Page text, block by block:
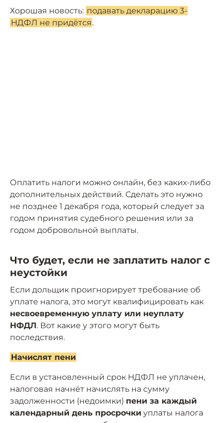
Хорошая новость: подавать декларацию 3-
НДФЛ не придётся .
Оплатить налоги можно онлайн, без каких-либо
дополнительных действий. Сделать это нужно
не позднее 1 декабря года, который следует за
годом принятия судебного решения или за
годом добровольной выплаты.
Что будет, если не заплатить налог с
неустойки
Если дольщик проигнорирует требование об
уплате налога, это могут квалифицировать как
несвоевременную уплату или неуплату
НФДЛ. Вот какие у этого могут быть
последствия.
Начислят пени
Если в установленный срок НДФЛ не уплачен,
налоговая начнёт начислять на сумму
задолженности (недоимки) пени за каждый
календарный день просрочки уплаты налога